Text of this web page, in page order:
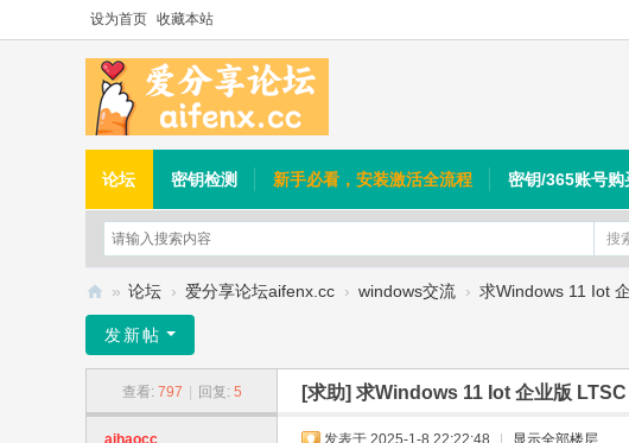
设为首页 收藏本站
论坛 密钥检测 新手必看，安装激活全流程 密钥/365账号购
搜
分
» 论坛 › 爱分享论坛aifenx.cc › windows交流 › 求Windows 11 Iot
发新帖
查看: 797 回复: 5 [求助] 求Windows 11 Iot 企业版
aihaocc 发表于 2025-1-8 22:22:48 显示全部楼层